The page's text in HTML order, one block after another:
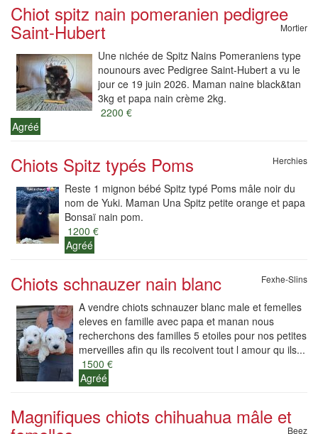
Chiot spitz nain pomeranien pedigree
Saint-Hubert Mortier
Une nichée de Spitz Nains Pomeraniens type
nounours avec Pedigree Saint-Hubert a vu le
jour ce 19 juin 2026. Maman naine black&tan
3kg et papa nain crème 2kg.
2200 €
Agréé
Chiots Spitz typés Poms Herchies
Reste 1 mignon bébé Spitz typé Poms mâle noir du
nom de Yuki. Maman Una Spitz petite orange et papa
Bonsaï nain pom.
1200 €
Agréé
Chiots schnauzer nain blanc Fexhe-Slins
A vendre chiots schnauzer blanc male et femelles
eleves en famille avec papa et manan nous
recherchons des familles 5 etoiles pour nos petites
merveilles afin qu ils recoivent tout l amour qu ils...
1500 €
Agréé
Magnifiques chiots chihuahua mâle et
Beez